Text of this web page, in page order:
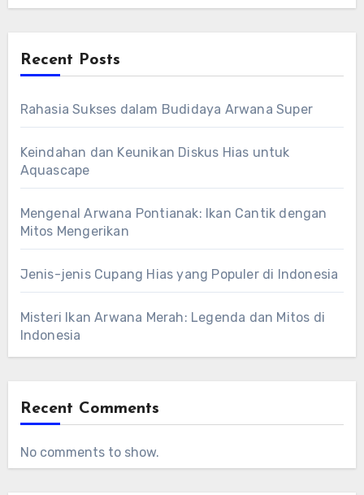
Recent Posts
Rahasia Sukses dalam Budidaya Arwana Super
Keindahan dan Keunikan Diskus Hias untuk
Aquascape
Mengenal Arwana Pontianak: Ikan Cantik dengan
Mitos Mengerikan
Jenis-jenis Cupang Hias yang Populer di Indonesia
Misteri Ikan Arwana Merah: Legenda dan Mitos di
Indonesia
Recent Comments
No comments to show.